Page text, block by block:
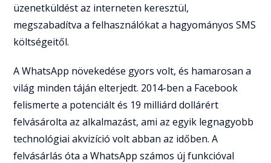
üzenetküldést az interneten keresztül,
megszabadítva a felhasználókat a hagyományos SMS
költségeitől.
A WhatsApp növekedése gyors volt, és hamarosan a
világ minden táján elterjedt. 2014-ben a Facebook
felismerte a potenciált és 19 milliárd dollárért
felvásárolta az alkalmazást, ami az egyik legnagyobb
technológiai akvizíció volt abban az időben. A
felvásárlás óta a WhatsApp számos új funkcióval